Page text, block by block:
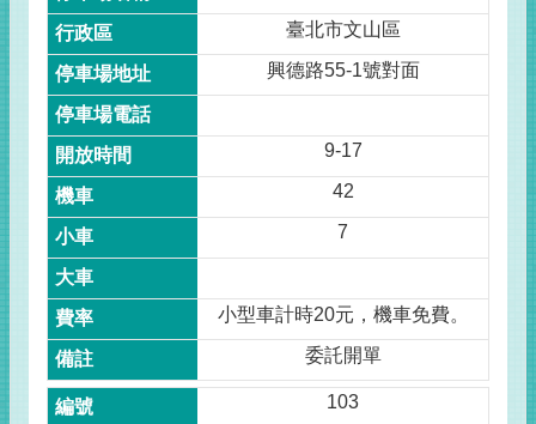
臺北市文山區
興德路55-1號對面
9-17
42
7
小型車計時20元，機車免費。
委託開單
103